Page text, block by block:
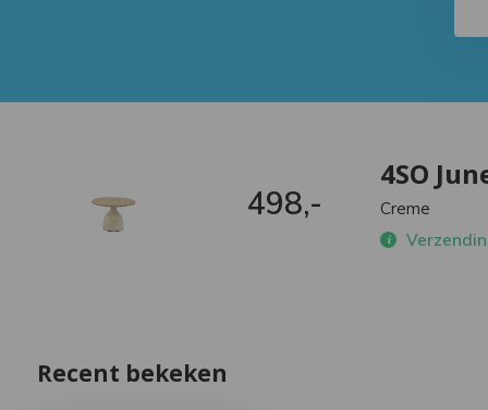
498,-
4SO
Creme
Recent bekeken